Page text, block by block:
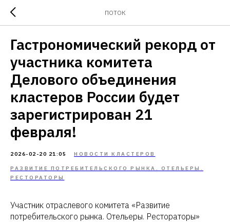
ПОТОК
Гастрономический рекорд от
участника комитета
Делового объединения
кластеров России будет
зарегистрирован 21
февраля!
2026-02-20 21:05 НОВОСТИ КЛАСТЕРОВ
РАЗВИТИЕ ПОТРЕБИТЕЛЬСКОГО РЫНКА. ОТЕЛЬЕРЫ.
РЕСТОРАТОРЫ
Участник отраслевого комитета «Развитие
потребительского рынка. Отельеры. Рестораторы»